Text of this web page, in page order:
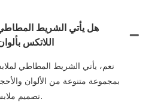
هل يأتي الشريط
اللاتكس
نعم، يأتي الشريط المطاطي
بمجموعة متنوعة من الألوان
تصميم ملابس السباحة المختلفة.